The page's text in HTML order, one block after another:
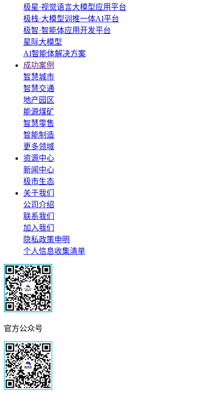
极星·视觉语言大模型应用平台
极栈·大模型训推一体AI平台
极智·智能体应用开发平台
星际大模型
AI智能体解决方案
成功案例
智慧城市
智慧交通
地产园区
能源煤矿
智慧零售
智能制造
更多领域
资源中心
新闻中心
极市生态
关于我们
公司介绍
联系我们
加入我们
隐私政策申明
个人信息收集清单
官方公众号